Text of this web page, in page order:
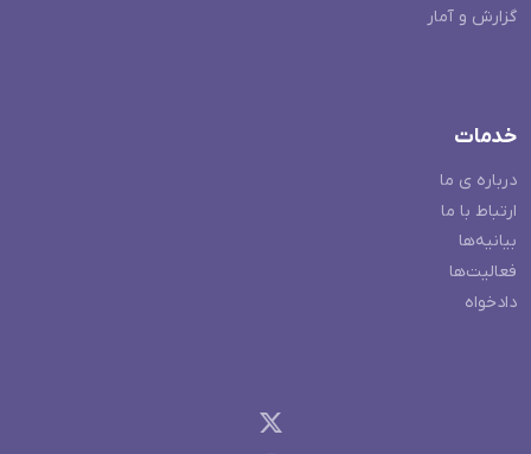
گزارش و آمار
خدمات
درباره ی ما
ارتباط با ما
بیانیه‌ها
فعالیت‌ها
دادخواه